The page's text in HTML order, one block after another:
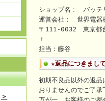
＞
ショップ名： バッテ
運営会社： 世界電器
〒111-0032 東京都
ｆ
担当：藤谷
★返品につきまして
初期不良品以外の返品
おりませんのでご了承